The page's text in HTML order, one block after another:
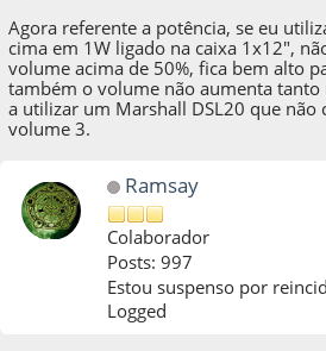
Agora referente a potência, se eu
cima em 1W ligado na caixa 1x12",
volume acima de 50%, fica bem alto
também o volume não aumenta tanto
a utilizar um Marshall DSL20 que não
volume 3.
Ramsay
Colaborador
Posts: 997
Estou suspenso por
Logged